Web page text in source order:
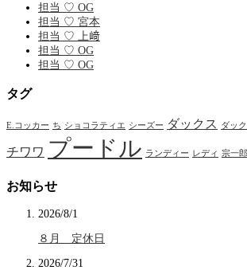
担当 ♡ OG
担当 ♡ 宮本
担当 ♡ 上﨑
担当 ♡ OG
担当 ♡ OG
タグ
E.コッカー ち ショコラティエ シーズー ダックス ダッ
チワワ プードル ランディー レディ 宗一郎
お知らせ
2026/8/1
８月 定休日
2026/7/31